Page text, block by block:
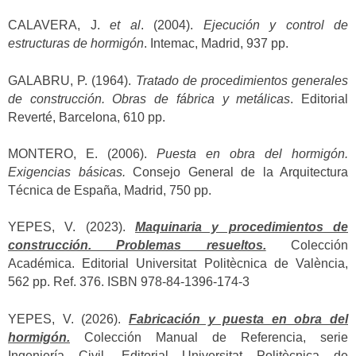
CALAVERA, J. et al. (2004). Ejecución y control de
estructuras de hormigón. Intemac, Madrid, 937 pp.
GALABRU, P. (1964). Tratado de procedimientos generales
de construcción. Obras de fábrica y metálicas. Editorial
Reverté, Barcelona, 610 pp.
MONTERO, E. (2006). Puesta en obra del hormigón.
Exigencias básicas. Consejo General de la Arquitectura
Técnica de España, Madrid, 750 pp.
YEPES, V. (2023). Maquinaria y procedimientos de
construcción. Problemas resueltos. Colección
Académica. Editorial Universitat Politècnica de València,
562 pp. Ref. 376. ISBN 978-84-1396-174-3
YEPES, V. (2026). Fabricación y puesta en obra del
hormigón. Colección Manual de Referencia, serie